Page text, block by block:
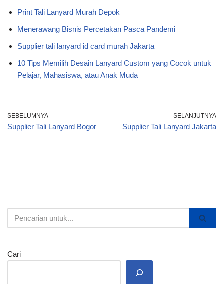
Print Tali Lanyard Murah Depok
Menerawang Bisnis Percetakan Pasca Pandemi
Supplier tali lanyard id card murah Jakarta
10 Tips Memilih Desain Lanyard Custom yang Cocok untuk
Pelajar, Mahasiswa, atau Anak Muda
SEBELUMNYA
Supplier Tali Lanyard Bogor
SELANJUTNYA
Supplier Tali Lanyard Jakarta
Cari